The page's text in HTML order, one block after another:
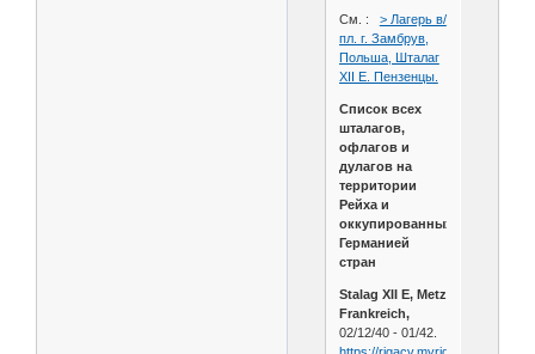
См. : > Лагерь в/
пл. г. Замбрув,
Польша, Шталаг
XII Е. Пензенцы.
Список всех
шталагов,
офлагов и
дулагов на
территории
Рейха и
оккупированных
Германией
стран
Stalag XII E, Metz
Frankreich,
02/12/40 - 01/42.